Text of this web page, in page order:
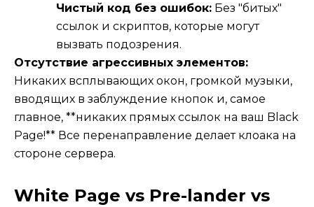
Чистый код без ошибок: Без "битых"
ссылок и скриптов, которые могут
вызвать подозрения.
Отсутствие агрессивных элементов:
Никаких всплывающих окон, громкой музыки,
вводящих в заблуждение кнопок и, самое
главное, **никаких прямых ссылок на ваш Black
Page!** Все перенаправление делает клоака на
стороне сервера.
White Page vs Pre-lander vs